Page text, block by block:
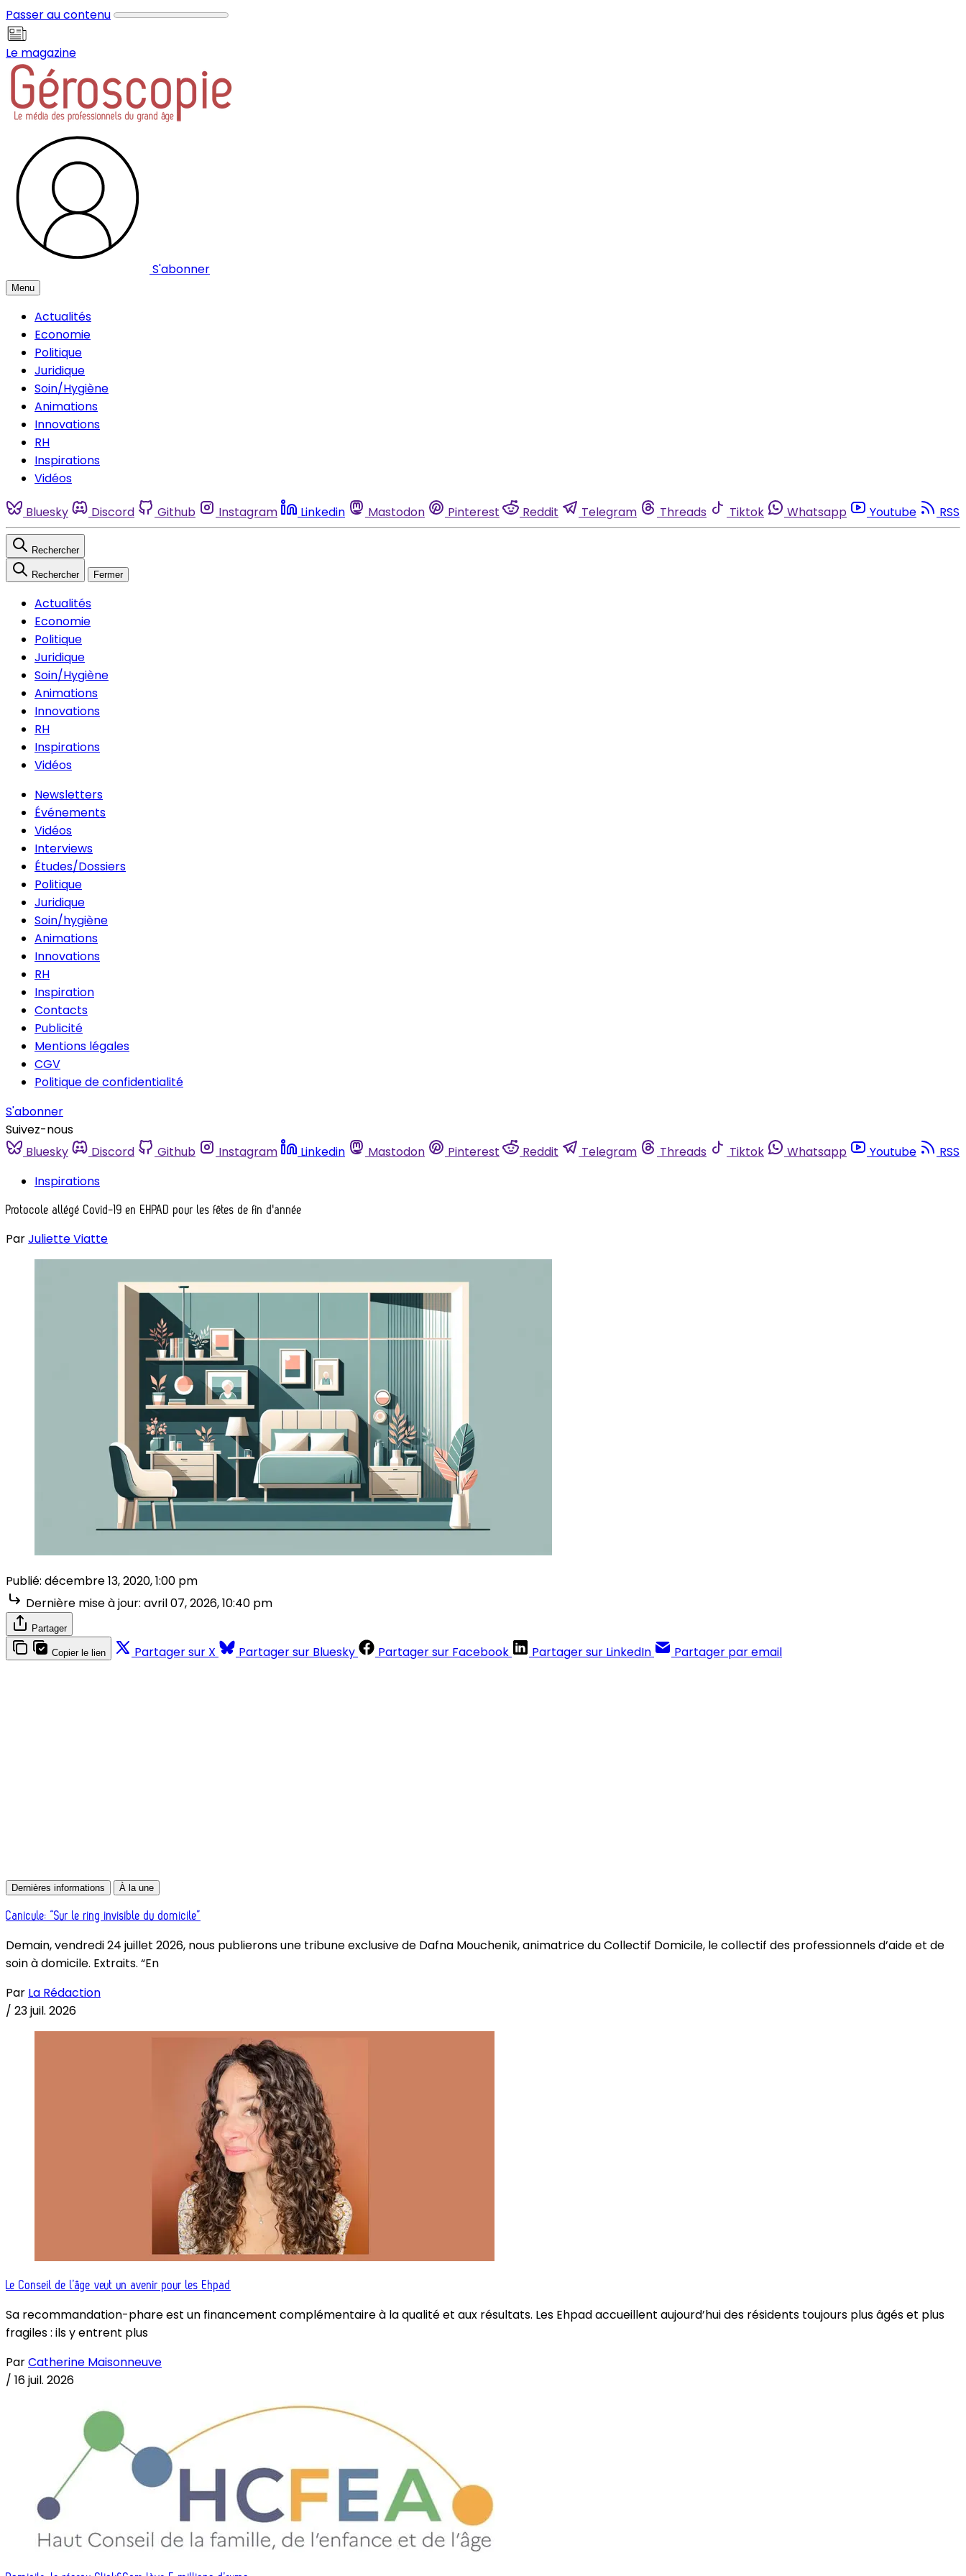
Passer au contenu
Le magazine
S'abonner
Menu
Actualités
Economie
Politique
Juridique
Soin/Hygiène
Animations
Innovations
RH
Inspirations
Vidéos
Bluesky Discord Github Instagram Linkedin Mastodon Pinterest Reddit Telegram Threads Tiktok Whatsapp Youtube RSS
Rechercher
Rechercher Fermer
Actualités
Economie
Politique
Juridique
Soin/Hygiène
Animations
Innovations
RH
Inspirations
Vidéos
Newsletters
Événements
Vidéos
Interviews
Études/Dossiers
Politique
Juridique
Soin/hygiène
Animations
Innovations
RH
Inspiration
Contacts
Publicité
Mentions légales
CGV
Politique de confidentialité
S'abonner
Suivez-nous
Bluesky
Discord Github Instagram Linkedin Mastodon Pinterest Reddit Telegram Threads Tiktok Whatsapp Youtube
RSS
Inspirations
Protocole allégé Covid-19 en EHPAD pour les fêtes de fin d'année
ParJuliette Viatte
Publié: décembre 13, 2020, 1:00 pm
Dernière mise à jour: avril 07, 2026, 10:40 pm
Partager
Copier le lien Partager sur X Partager sur Bluesky Partager sur Facebook Partager sur LinkedIn Partager par email
Dernières informations À la une
Canicule: “Sur le ring invisible du domicile”
Demain, vendredi 24 juillet 2026, nous publierons une tribune exclusive de Dafna Mouchenik, animatrice du Collectif Domicile, le collectif des professionnels d’aide et de
soin à domicile. Extraits. “En
Par La Rédaction
/ 23 juil. 2026
Le Conseil de l’âge veut un avenir pour les Ehpad
Sa recommandation-phare est un financement complémentaire à la qualité et aux résultats. Les Ehpad accueillent aujourd’hui des résidents toujours plus âgés et plus
fragiles : ils y entrent plus
ParCatherine Maisonneuve
/ 16 juil. 2026
Panneau de gestion des cookies